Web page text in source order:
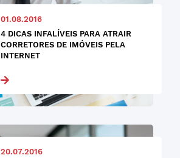
01.08.2016
4 DICAS INFALÍVEIS PARA ATRAIR
CORRETORES DE IMÓVEIS PELA
INTERNET
20.07.2016